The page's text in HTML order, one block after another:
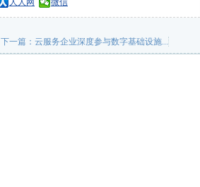
人人网 微信
下一篇： 云服务企业深度参与数字基础设施...